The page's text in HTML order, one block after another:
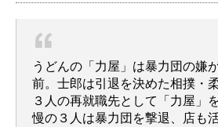
うどんの「力屋」は暴力団の嫌
前。士郎は引退を決めた相撲・
３人の再就職先として「力屋」
慢の３人は暴力団を撃退、店も